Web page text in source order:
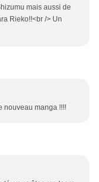
mais aussi de
Rieko!!<br /> Un
nouveau manga !!!!